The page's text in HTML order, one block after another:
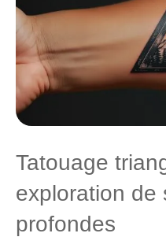
Tatouage
exploration de
profondes